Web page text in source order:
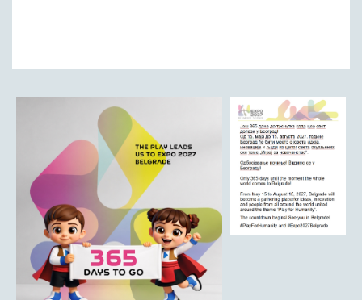
Саобраћај и везе
Угоститељство и туризам
Комунална делатност
Јавна предузећа
ДРУШТВО
Образовање
Здравствена заштита
Културни живот